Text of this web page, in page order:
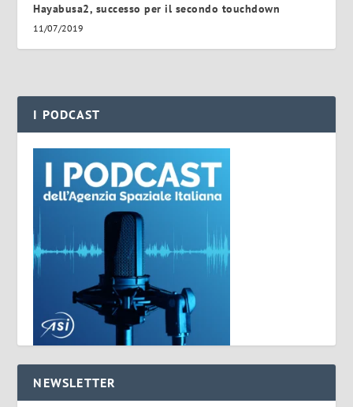
Hayabusa2, successo per il secondo touchdown
11/07/2019
I PODCAST
NEWSLETTER